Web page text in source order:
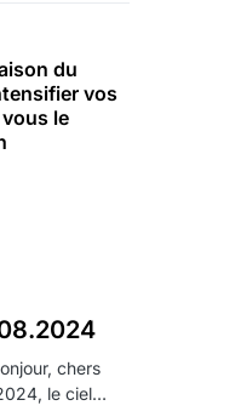
du
vos
le
chers
le ciel…